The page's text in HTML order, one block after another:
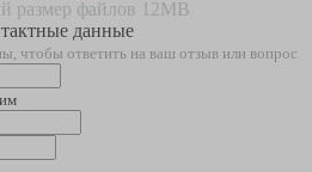
размер файлов 12MB
данные
чтобы ответить на ваш отзыв или вопрос